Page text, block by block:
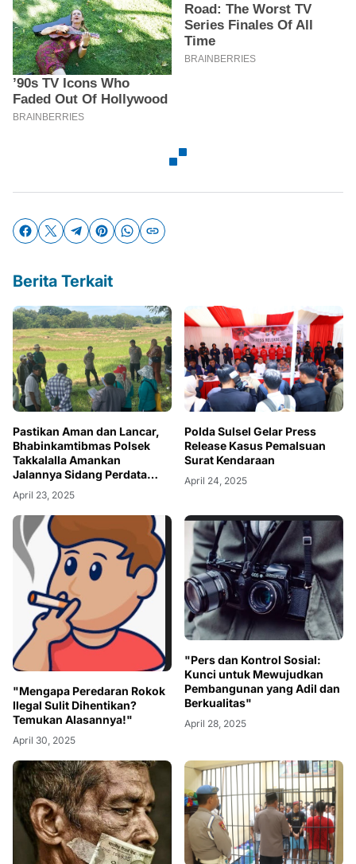
Berita Terkait
Pastikan Aman dan Lancar,
Bhabinkamtibmas Polsek
Takkalalla Amankan
Jalannya Sidang Perdata
Pemeriksaan Setempat
April 23, 2025
Polda Sulsel Gelar Press
Release Kasus Pemalsuan
Surat Kendaraan
April 24, 2025
"Mengapa Peredaran Rokok
Ilegal Sulit Dihentikan?
Temukan Alasannya!"
April 30, 2025
"Pers dan Kontrol Sosial:
Kunci untuk Mewujudkan
Pembangunan yang Adil dan
Berkualitas"
April 28, 2025